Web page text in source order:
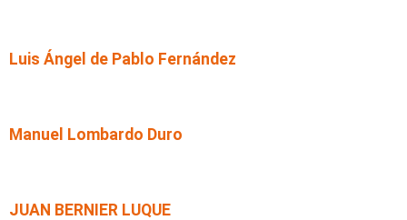
Luis Ángel de Pablo Fernández
Manuel Lombardo Duro
JUAN BERNIER LUQUE